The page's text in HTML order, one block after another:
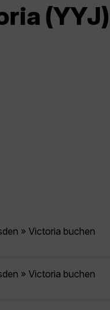
» Victoria buchen
» Victoria buchen